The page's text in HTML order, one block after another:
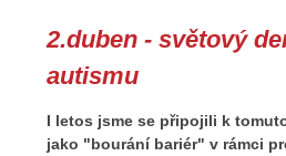
2.duben - světový
autismu
I letos jsme se připojili k
jako "bourání bariér" v rámci